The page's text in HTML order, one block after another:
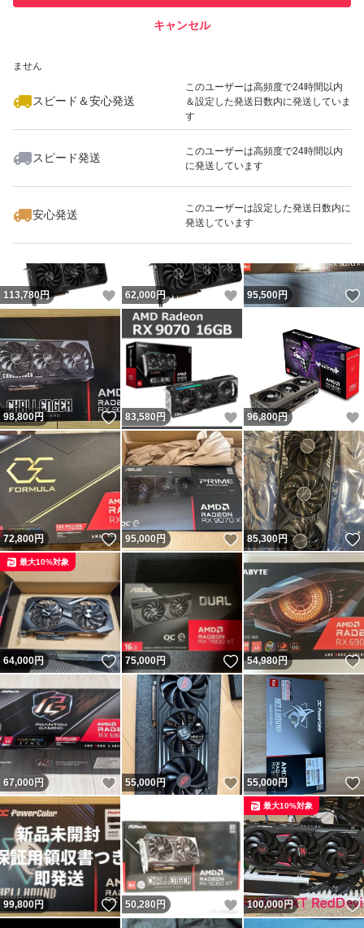
ません
スピード＆安心発送
このユーザーは高頻度で24時間以内
＆設定した発送日数内に発送していま
す
スピード発送
このユーザーは高頻度で24時間以内
に発送しています
安心発送
このユーザーは設定した発送日数内に
発送しています
キャンセル
いいね！
55,000
113,780円 いいね！
62,000 円 いいね！
95,500円
98,800円 いいね！
83,580 円 いいね！
96,800円
72,800円 いいね！
95,000円 いいね！
85,300円
64,000円 いいね！
最大10%対象
75,000円 いいね！
54,980円
67,000円 いいね！
55,000円 いいね！
55,000円
99,800円 いいね！
50,280 円 いいね！
100,000円
最大10%対象